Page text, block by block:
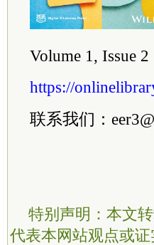
Volume 1, Issue 2
https://
联系我们：
特别声明：本文
代表本网站观点或